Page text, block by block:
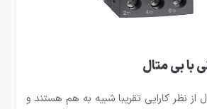
با بی متال
از نظر کارایی تقریبا شبیه به هم هستند و